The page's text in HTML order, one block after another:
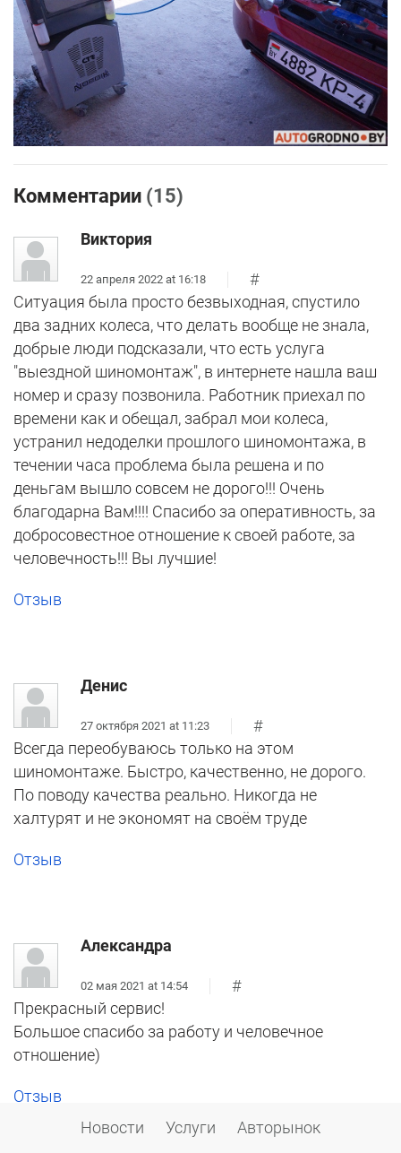
Комментарии (15)
Виктория
22 апреля 2022 at 16:18
#
Ситуация была просто безвыходная, спустило
два задних колеса, что делать вообще не знала,
добрые люди подсказали, что есть услуга
"выездной шиномонтаж", в интернете нашла ваш
номер и сразу позвонила. Работник приехал по
времени как и обещал, забрал мои колеса,
устранил недоделки прошлого шиномонтажа, в
течении часа проблема была решена и по
деньгам вышло совсем не дорого!!! Очень
благодарна Вам!!!! Спасибо за оперативность, за
добросовестное отношение к своей работе, за
человечность!!! Вы лучшие!
Отзыв
Денис
27 октября 2021 at 11:23
#
Всегда переобуваюсь только на этом
шиномонтаже. Быстро, качественно, не дорого.
По поводу качества реально. Никогда не
халтурят и не экономят на своём труде
Отзыв
Александра
02 мая 2021 at 14:54
#
Прекрасный сервис!
Большое спасибо за работу и человечное
отношение)
Отзыв
Новости
Услуги Авторынок